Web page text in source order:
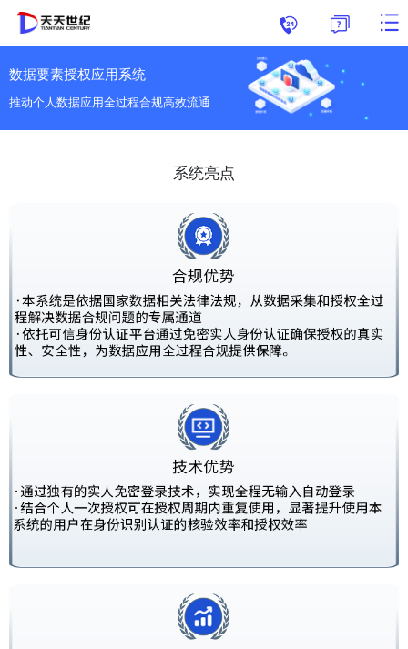
数据要素授权应用系统
推动个人数据应用全过程合规高效流通
系统亮点